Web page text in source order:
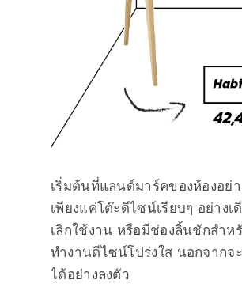
เริ่มต้นที่แลนด์มาร์คของห้องอย่า
เพียงแค่โต๊ะดีไซน์เรียบๆ อย่าง
เลิกใช้งาน หรือมีช่องลิ้นชักสำ
ทำงานดีไซน์โปร่งใส นอกจากจ
ได้อย่างลงตัว